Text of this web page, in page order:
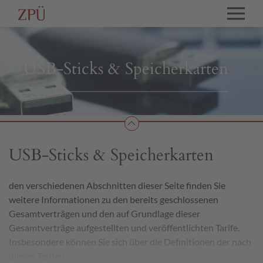
USB-Sticks & Speicherkarten
USB-Sticks & Speicherkarten
den verschiedenen Abschnitten dieser Seite finden Sie
weitere Informationen zu den bereits geschlossenen
Gesamtverträgen und den auf Grundlage dieser
Gesamtverträge aufgestellten und veröffentlichten Tarife.
Insbesondere können Sie sich über die Definitionen der nach